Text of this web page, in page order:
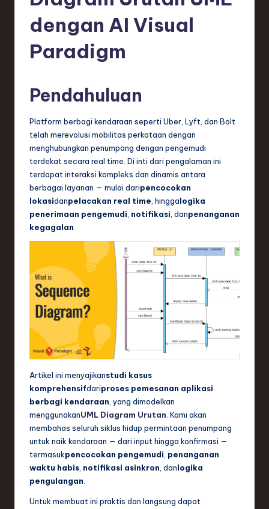
si
T
S
o
w
dengan AI Visual
Paradigm
Pendahuluan
Platform berbagi kendaraan seperti Uber, Lyft, dan Bolt
telah merevolusi mobilitas perkotaan dengan
menghubungkan penumpang dengan pengemudi
terdekat secara real time. Di inti dari pengalaman ini
terdapat interaksi kompleks dan dinamis antara
berbagai layanan — mulai daripencocokan
lokasidanpelacakan real time , hinggalogika
penerimaan pengemudi notifikasi , danpenanganan
kegagalan
Artikel ini menyajikanstudi kasus
komprehensifdariproses pemesanan aplikasi
berbagi kendaraan, yang dimodelkan
menggunakanUML Diagram Urutan. Kami akan
membahas seluruh siklus hidup permintaan penumpang
untuk naik kendaraan — dari input hingga konfirmasi —
termasukpencocokan pengemudi, penanganan
waktu habis, notifikasi asinkron, danlogika
pengulangan.
Untuk membuat ini praktis dan langsung dapat